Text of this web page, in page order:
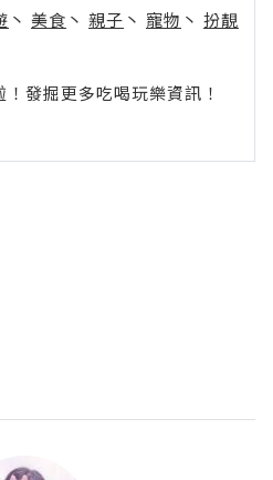
丶 美食 丶 親子 丶 寵物 丶 扮靚
發掘更多吃喝玩樂資訊！